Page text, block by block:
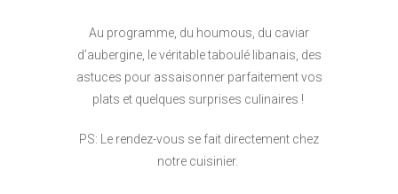
Au programme, du houmous, du caviar
d’aubergine, le véritable taboulé libanais, des
astuces pour assaisonner parfaitement vos
plats et quelques surprises culinaires !
PS: Le rendez-vous se fait directement chez
notre cuisinier.